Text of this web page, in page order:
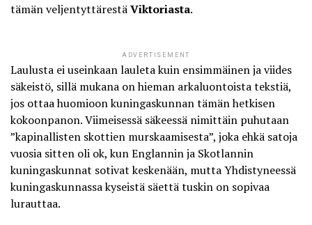
tämän veljentyttärestäViktoriasta.
ADVERTISEMENT
Laulusta ei useinkaan lauleta kuin ensimmäinen ja viides
säkeistö, sillä mukana on hieman arkaluontoista tekstiä,
jos ottaa huomioon kuningaskunnan tämän hetkisen
kokoonpanon. Viimeisessä säkeessä nimittäin puhutaan
”kapinallisten skottien murskaamisesta”, joka ehkä satoja
vuosia sitten oli ok, kun Englannin ja Skotlannin
kuningaskunnat sotivat keskenään, mutta Yhdistyneessä
kuningaskunnassa kyseistä säettä tuskin on sopivaa
lurauttaa.